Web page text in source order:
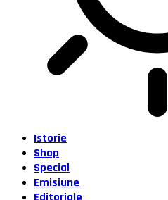
Istorie
Shop
Special
Emisiune